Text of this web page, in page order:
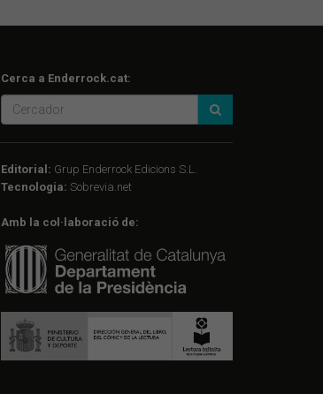
Cerca a Enderrock.cat:
Editorial: Grup Enderrock Edicions S.L.
Tecnologia: Sobrevia.net
Amb la col·laboració de: